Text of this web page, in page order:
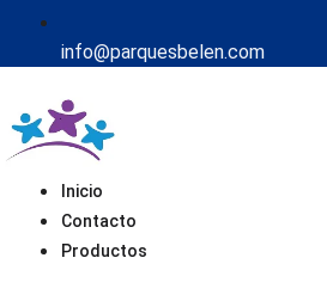
info@parquesbelen.com
Inicio
Contacto
Productos